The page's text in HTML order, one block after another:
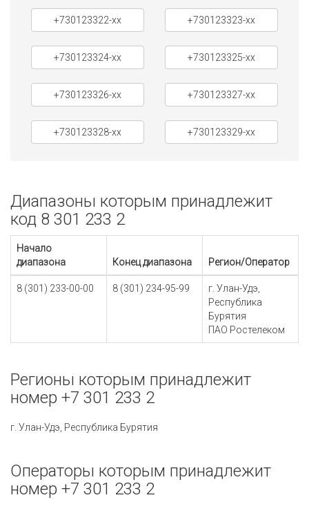
+730123322-xx +730123323-xx
+730123324-xx +730123325-xx
+730123326-xx +730123327-xx
+730123328-xx +730123329-xx
Диапазоны которым принадлежит
код 8 301 233 2
Начало
диапазона
Конец диапазона Регион/Оператор
8 (301) 233-00-00 8 (301) 234-95-99
г. Улан-Удэ,
Республика
Бурятия
ПАО Ростелеком
Регионы которым принадлежит
номер +7 301 233 2
г. Улан-Удэ, Республика Бурятия
Операторы которым принадлежит
номер +7 301 233 2